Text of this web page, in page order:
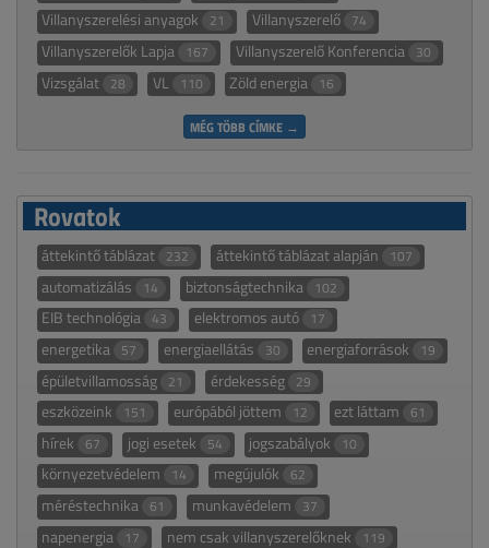
Villanyszerelési anyagok 21 Villanyszerelő 74
Villanyszerelők Lapja 167 Villanyszerelő Konferencia 30
Vizsgálat 28 VL 110 Zöld energia 16
MÉG TÖBB CÍMKE →
Rovatok
áttekintő táblázat 232 áttekintő táblázat alapján 107
automatizálás 14 biztonságtechnika 102
EIB technológia 43 elektromos autó 17
energetika 57 energiaellátás 30 energiaforrások 19
épületvillamosság 21 érdekesség 29
eszközeink 151 európából jöttem 12 ezt láttam 61
hírek 67 jogi esetek 54 jogszabályok 10
környezetvédelem 14 megújulók 62
méréstechnika 61 munkavédelem 37
napenergia 17 nem csak villanyszerelőknek 119